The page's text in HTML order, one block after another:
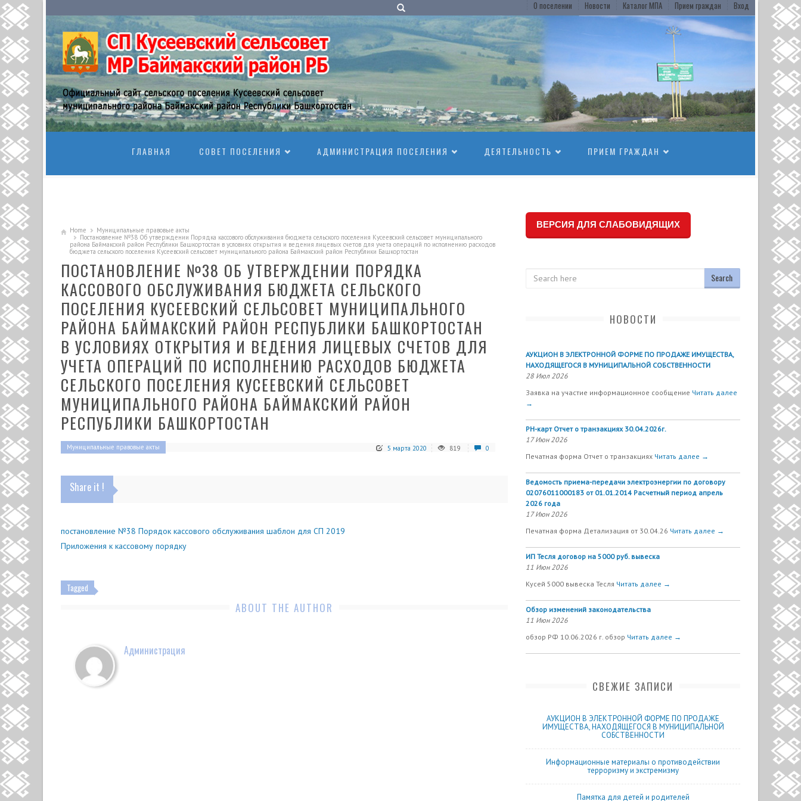
О поселении Новости Каталог МПА Прием граждан Вход
ГЛАВНАЯ
СОВЕТ ПОСЕЛЕНИЯ АДМИНИСТРАЦИЯ ПОСЕЛЕНИЯ ДЕЯТЕЛЬНОСТЬ ПРИЕМ ГРАЖДАН
Home
Муниципальные правовые акты
Постановление №38 Об утверждении Порядка кассового обслуживания бюджета сельского поселения Кусеевский сельсовет муниципального
района Баймакский район Республики Башкортостан в условиях открытия и ведения лицевых счетов для учета операций по исполнению расходов
бюджета сельского поселения Кусеевский сельсовет муниципального района Баймакский район Республики Башкортостан
ПОСТАНОВЛЕНИЕ №38 ОБ УТВЕРЖДЕНИИ ПОРЯДКА
КАССОВОГО ОБСЛУЖИВАНИЯ БЮДЖЕТА СЕЛЬСКОГО
ПОСЕЛЕНИЯ КУСЕЕВСКИЙ СЕЛЬСОВЕТ МУНИЦИПАЛЬНОГО
РАЙОНА БАЙМАКСКИЙ РАЙОН РЕСПУБЛИКИ БАШКОРТОСТАН
В УСЛОВИЯХ ОТКРЫТИЯ И ВЕДЕНИЯ ЛИЦЕВЫХ СЧЕТОВ ДЛЯ
УЧЕТА ОПЕРАЦИЙ ПО ИСПОЛНЕНИЮ РАСХОДОВ БЮДЖЕТА
СЕЛЬСКОГО ПОСЕЛЕНИЯ КУСЕЕВСКИЙ СЕЛЬСОВЕТ
МУНИЦИПАЛЬНОГО РАЙОНА БАЙМАКСКИЙ РАЙОН
РЕСПУБЛИКИ БАШКОРТОСТАН
Муниципальные правовые акты 5 марта 2020 819 0
Share it !
постановление №38 Порядок кассового обслуживания шаблон для СП 2019
Приложения к кассовому порядку
Tagged
ABOUT THE AUTHOR
Администрация
ВЕРСИЯ ДЛЯ СЛАБОВИДЯЩИХ
НОВОСТИ
АУКЦИОН В ЭЛЕКТРОННОЙ ФОРМЕ ПО ПРОДАЖЕ ИМУЩЕСТВА,
НАХОДЯЩЕГОСЯ В МУНИЦИПАЛЬНОЙ СОБСТВЕННОСТИ
28 Июл 2026
Заявка на участие информационное сообщение Читать далее
→
РН-карт Отчет о транзакциях 30.04.2026г.
17 Июн 2026
Печатная форма Отчет о транзакциях Читать далее →
Ведомость приема-передачи электроэнергии по договору
02076011000183 от 01.01.2014 Расчетный период апрель
2026 года
17 Июн 2026
Печатная форма Детализация от 30.04.26 Читать далее →
ИП Тесля договор на 5000 руб. вывеска
11 Июн 2026
Кусей 5000 вывеска Тесля Читать далее →
Обзор изменений законодательства
11 Июн 2026
обзор РФ 10.06.2026 г. обзор Читать далее →
СВЕЖИЕ ЗАПИСИ
АУКЦИОН В ЭЛЕКТРОННОЙ ФОРМЕ ПО ПРОДАЖЕ
ИМУЩЕСТВА, НАХОДЯЩЕГОСЯ В МУНИЦИПАЛЬНОЙ
СОБСТВЕННОСТИ
Информационные материалы о противодействии
терроризму и экстремизму
Памятка для детей и родителей